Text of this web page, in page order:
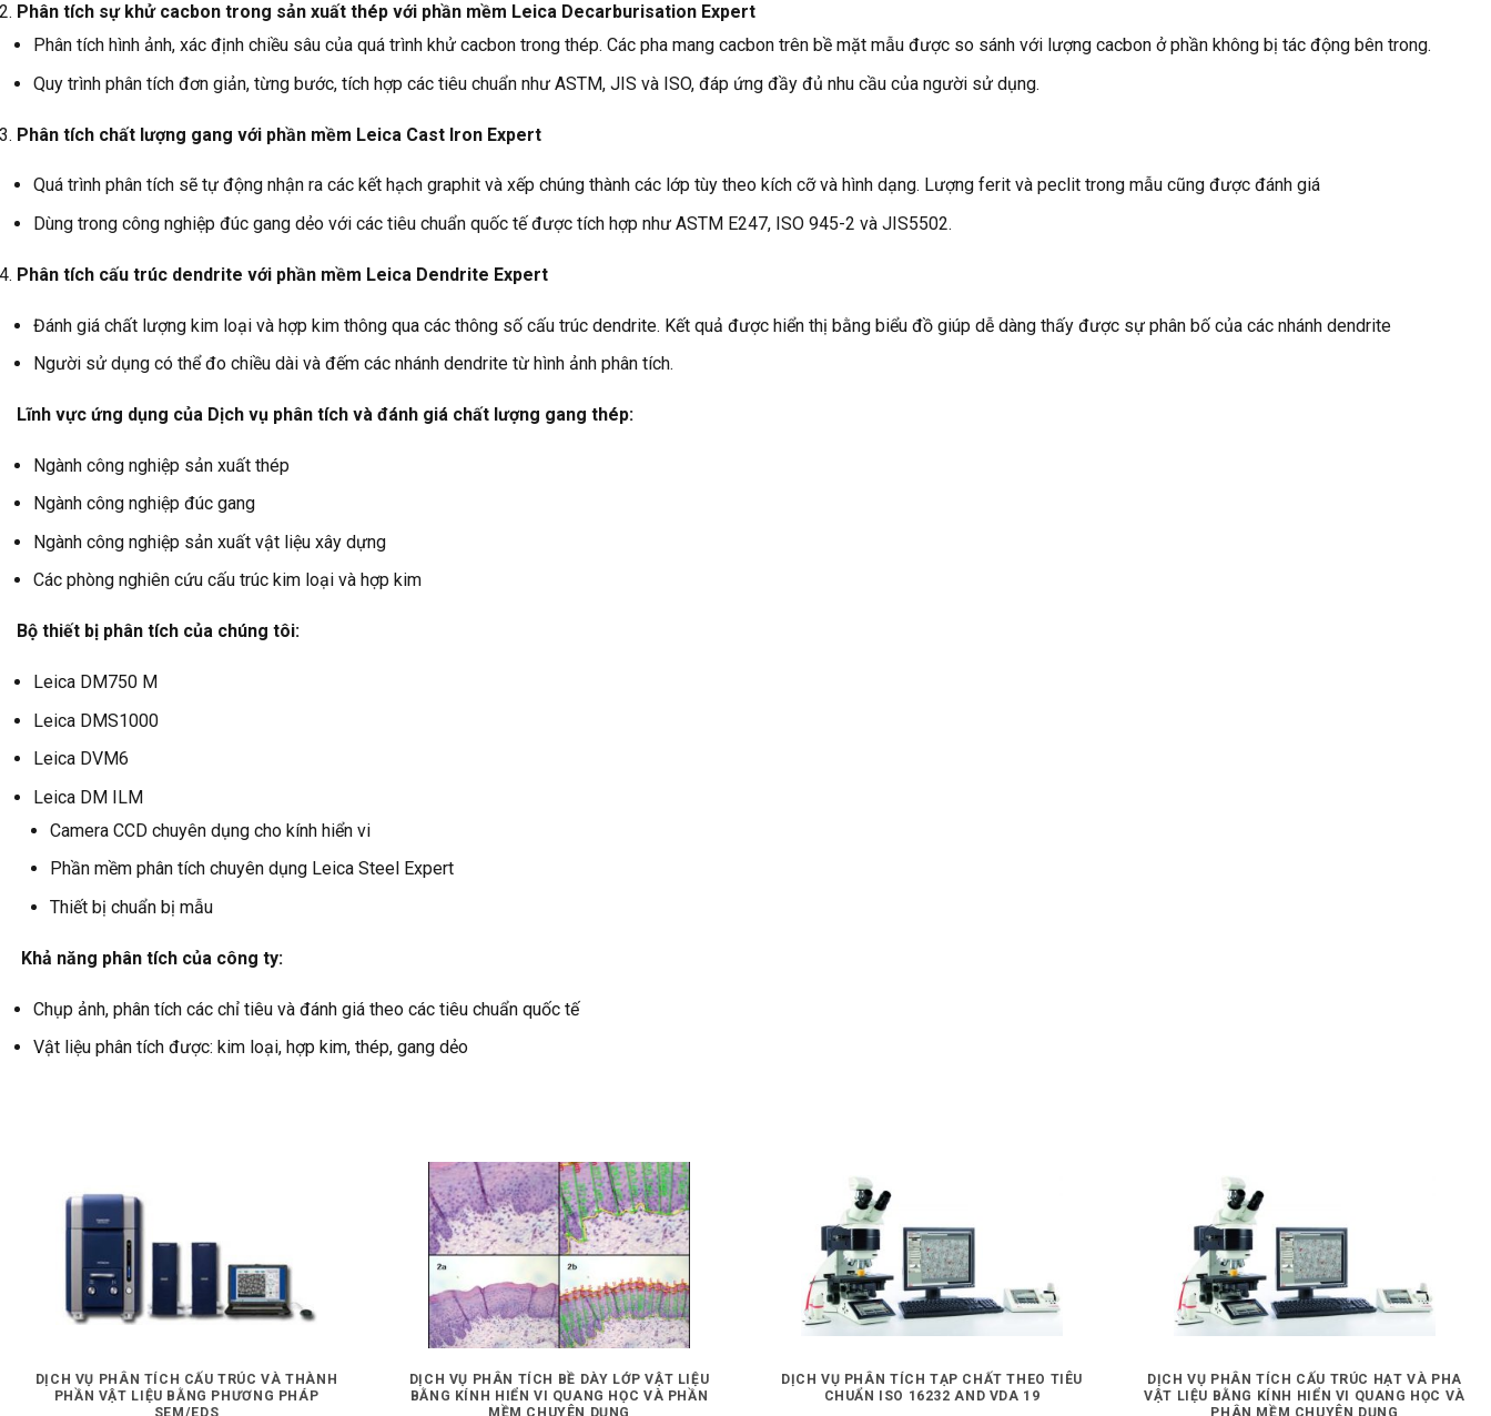
Phân tích sự khử cacbon trong sản xuất thép với phần mềm Leica Decarburisation Expert
Phân tích hình ảnh, xác định chiều sâu của quá trình khử cacbon trong thép. Các pha mang cacbon trên bề mặt mẫu được so sánh với lượng cacbon ở phần không bị tác động bên trong.
Quy trình phân tích đơn giản, từng bước, tích hợp các tiêu chuẩn như ASTM, JIS và ISO, đáp ứng đầy đủ nhu cầu của người sử dụng.
Phân tích chất lượng gang với phần mềm Leica Cast Iron Expert
Quá trình phân tích sẽ tự động nhận ra các kết hạch graphit và xếp chúng thành các lớp tùy theo kích cỡ và hình dạng. Lượng ferit và peclit trong mẫu cũng được đánh giá
Dùng trong công nghiệp đúc gang dẻo với các tiêu chuẩn quốc tế được tích hợp như ASTM E247, ISO 945-2 và JIS5502.
Phân tích cấu trúc dendrite với phần mềm Leica Dendrite Expert
Đánh giá chất lượng kim loại và hợp kim thông qua các thông số cấu trúc dendrite. Kết quả được hiển thị bằng biểu đồ giúp dễ dàng thấy được sự phân bố của các nhánh dendrite
Người sử dụng có thể đo chiều dài và đếm các nhánh dendrite từ hình ảnh phân tích.
Lĩnh vực ứng dụng của Dịch vụ phân tích và đánh giá chất lượng gang thép:
Ngành công nghiệp sản xuất thép
Ngành công nghiệp đúc gang
Ngành công nghiệp sản xuất vật liệu xây dựng
Các phòng nghiên cứu cấu trúc kim loại và hợp kim
Bộ thiết bị phân tích của chúng tôi:
Leica DM750 M
Leica DMS1000
Leica DVM6
Leica DM ILM
Camera CCD chuyên dụng cho kính hiển vi
Phần mềm phân tích chuyên dụng Leica Steel Expert
Thiết bị chuẩn bị mẫu
Khả năng phân tích của công ty:
Chụp ảnh, phân tích các chỉ tiêu và đánh giá theo các tiêu chuẩn quốc tế
Vật liệu phân tích được: kim loại, hợp kim, thép, gang dẻo
DỊCH VỤ PHÂN TÍCH CẤU TRÚC VÀ THÀNH
PHẦN VẬT LIỆU BẰNG PHƯƠNG PHÁP
DỊCH VỤ PHÂN TÍCH BỀ DÀY LỚP VẬT LIỆU
BẰNG KÍNH HIỂN VI QUANG HỌC VÀ PHẦN
DỊCH VỤ PHÂN TÍCH TẠP CHẤT THEO TIÊU
CHUẨN ISO 16232 AND VDA 19
DỊCH VỤ PHÂN TÍCH CẤU TRÚC HẠT VÀ PHA
VẬT LIỆU BẰNG KÍNH HIỂN VI QUANG HỌC VÀ